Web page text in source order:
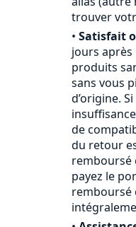
trouver
• Satisfait
jours
produits
sans vous
d’origine.
de
du retour
remboursé
payez le
remboursé